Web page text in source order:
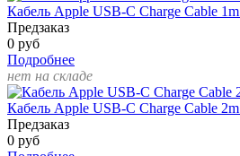
Кабель Apple USB-C Charge Cable 1m
Предзаказ
0 руб
Подробнее
нет на складе
Кабель Apple USB-C Charge Cable 2m
Предзаказ
0 руб